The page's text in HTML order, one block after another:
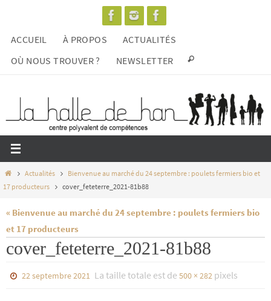
contenu
ACCUEIL À PROPOS
ACTUALITÉS
OÙ NOUS TROUVER ?
NEWSLETTER
HomeActualités
Bienvenue au marché du 24 septembre : poulets fermiers bio et
17 producteurs
cover_feteterre_2021-81b88
« Bienvenue au marché du 24 septembre : poulets fermiers bio
et 17 producteurs
cover_feteterre_2021-81b88
22 septembre 2021 La taille totale est de500 × 282 pixels